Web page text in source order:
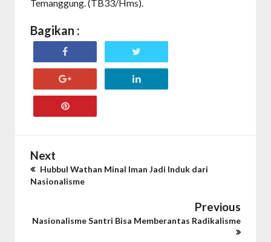
Temanggung. (TB33/Hms).
Bagikan :
Next
Hubbul Wathan Minal Iman Jadi Induk dari
Nasionalisme
Previous
Nasionalisme Santri Bisa Memberantas Radikalisme